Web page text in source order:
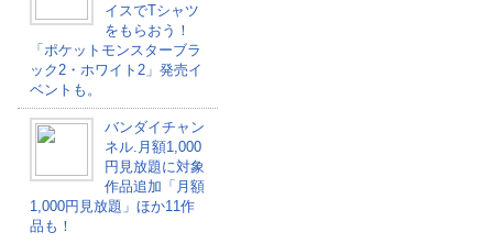
イスでTシャツ
をもらおう！
「ポケットモンスターブラ
ック2・ホワイト2」発売イ
ベントも。
バンダイチャン
ネル.月額1,000
円見放題に対象
作品追加「月額
1,000円見放題」ほか11作
品も！